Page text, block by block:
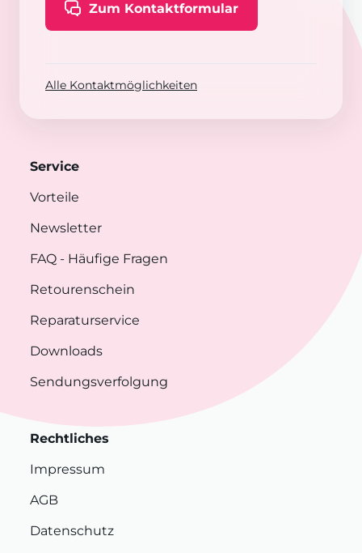
Zum Kontaktformular
Alle Kontaktmöglichkeiten
Service
Vorteile
Newsletter
FAQ - Häufige Fragen
Retourenschein
Reparaturservice
Downloads
Sendungsverfolgung
Rechtliches
Impressum
AGB
Datenschutz